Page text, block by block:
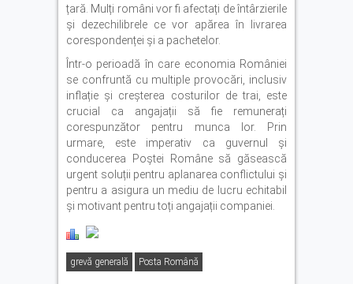
țară. Mulți români vor fi afectați de întârzierile
și dezechilibrele ce vor apărea în livrarea
corespondenței și a pachetelor.
Într-o perioadă în care economia României
se confruntă cu multiple provocări, inclusiv
inflație și creșterea costurilor de trai, este
crucial ca angajații să fie remunerați
corespunzător pentru munca lor. Prin
urmare, este imperativ ca guvernul și
conducerea Poștei Române să găsească
urgent soluții pentru aplanarea conflictului și
pentru a asigura un mediu de lucru echitabil
și motivant pentru toți angajații companiei.
grevă generală Posta Română